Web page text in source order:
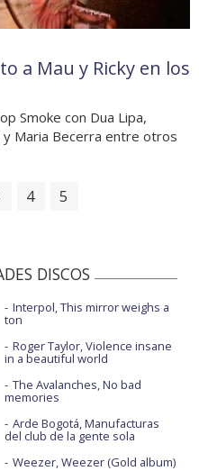
a Mau y Ricky en los
Smoke con Dua Lipa,
y Maria Becerra entre otros
4 5
DISCOS
Interpol, This mirror weighs a
ton
Roger Taylor, Violence insane
in a beautiful world
The Avalanches, No bad
memories
Arde Bogotá, Manufacturas
del club de la gente sola
Weezer, Weezer (Gold album)